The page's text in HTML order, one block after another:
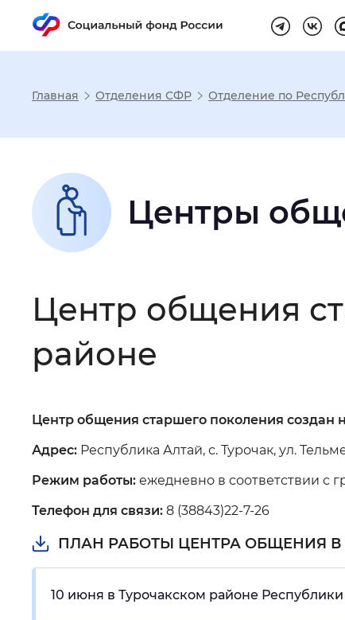
Настройка
Размер шрифта
Шрифт
Интервал между буквами
Изображения: Включены
Звуковой ассистент:
Вернуть стандартные
Главная Отделения СФР Отделение по
Центры
Центр общения
районе
Центр общения старшего поколения создан
Адрес: Республика Алтай, с. Турочак, ул.
Режим работы: ежедневно в соответствии с
Телефон для связи: 8 (38843)22-7-26
ПЛАН РАБОТЫ ЦЕНТРА ОБЩЕНИЯ В
10 июня в Турочакском районе